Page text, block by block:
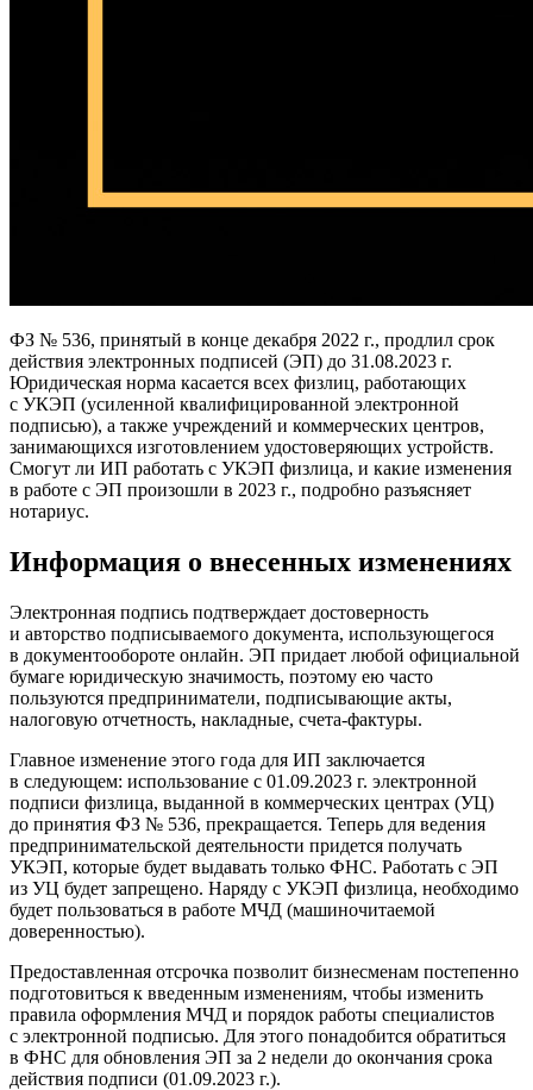
ФЗ № 536, принятый в конце декабря 2022 г., продлил срок
действия электронных подписей (ЭП) до 31.08.2023 г.
Юридическая норма касается всех физлиц, работающих
с УКЭП (усиленной квалифицированной электронной
подписью), а также учреждений и коммерческих центров,
занимающихся изготовлением удостоверяющих устройств.
Смогут ли ИП работать с УКЭП физлица, и какие изменения
в работе с ЭП произошли в 2023 г., подробно разъясняет
нотариус.
Информация о внесенных изменениях
Электронная подпись подтверждает достоверность
и авторство подписываемого документа, использующегося
в документообороте онлайн. ЭП придает любой официальной
бумаге юридическую значимость, поэтому ею часто
пользуются предприниматели, подписывающие акты,
налоговую отчетность, накладные, счета-фактуры.
Главное изменение этого года для ИП заключается
в следующем: использование с 01.09.2023 г. электронной
подписи физлица, выданной в коммерческих центрах (УЦ)
до принятия ФЗ № 536, прекращается. Теперь для ведения
предпринимательской деятельности придется получать
УКЭП, которые будет выдавать только ФНС. Работать с ЭП
из УЦ будет запрещено. Наряду с УКЭП физлица, необходимо
будет пользоваться в работе МЧД (машиночитаемой
доверенностью).
Предоставленная отсрочка позволит бизнесменам постепенно
подготовиться к введенным изменениям, чтобы изменить
правила оформления МЧД и порядок работы специалистов
с электронной подписью. Для этого понадобится обратиться
в ФНС для обновления ЭП за 2 недели до окончания срока
действия подписи (01.09.2023 г.).